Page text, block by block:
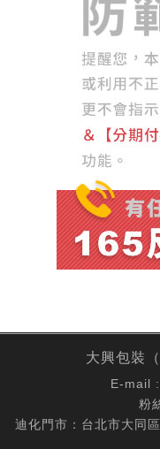
大興包裝
E-mail :
粉
迪化門市：台北市大同